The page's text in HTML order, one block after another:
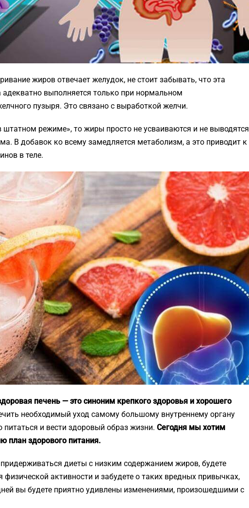
жиров отвечает желудок, не стоит забывать, что эта
выполняется только при нормальном
пузыря. Это связано с выработкой желчи.
штатном режиме», то жиры просто не усваиваются и не выводятся
В добавок ко всему замедляется метаболизм, а это приводит к
в теле.
печень — это синоним крепкого здоровья и хорошего
необходимый уход самому большому внутреннему органу
и вести здоровый образ жизни. Сегодня мы хотим
план здорового питания.
диеты с низким содержанием жиров, будете
физической активности и забудете о таких вредных привычках,
вы будете приятно удивлены изменениями, произошедшими с